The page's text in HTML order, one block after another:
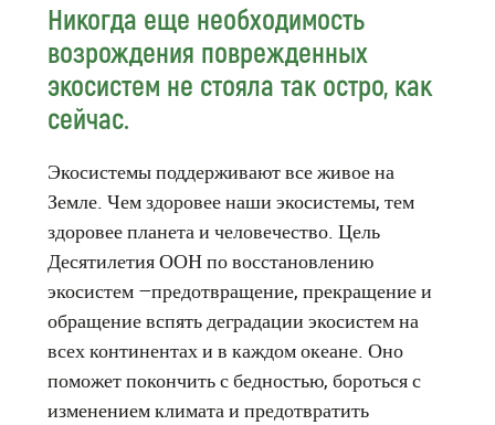
Никогда еще необходимость
возрождения поврежденных
экосистем не стояла так остро, как
сейчас.
Экосистемы поддерживают все живое на
Земле. Чем здоровее наши экосистемы, тем
здоровее планета и человечество. Цель
Десятилетия ООН по восстановлению
экосистем –предотвращение, прекращение и
обращение вспять деградации экосистем на
всех континентах и в каждом океане. Оно
поможет покончить с бедностью, бороться с
изменением климата и предотвратить